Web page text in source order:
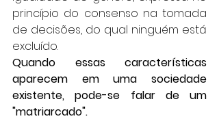
princípio do consenso na tomada
de decisões, do qual ninguém está
excluído.
Quando essas características
aparecem em uma sociedade
existente, pode-se falar de um
"matriarcado".